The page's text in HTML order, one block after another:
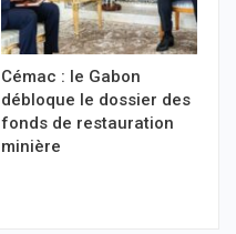
Cémac : le Gabon
débloque le dossier des
fonds de restauration
minière